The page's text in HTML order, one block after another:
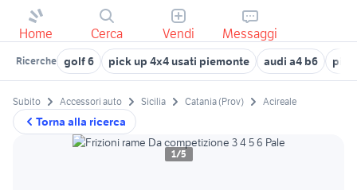
Home Cerca Vendi Messaggi
Ricerche golf 6 pick up 4x4 usati piemonte audi a4 b6
Torna alla ricerca
Subito Accessori auto Sicilia Catania (Prov) Acireale
1/5